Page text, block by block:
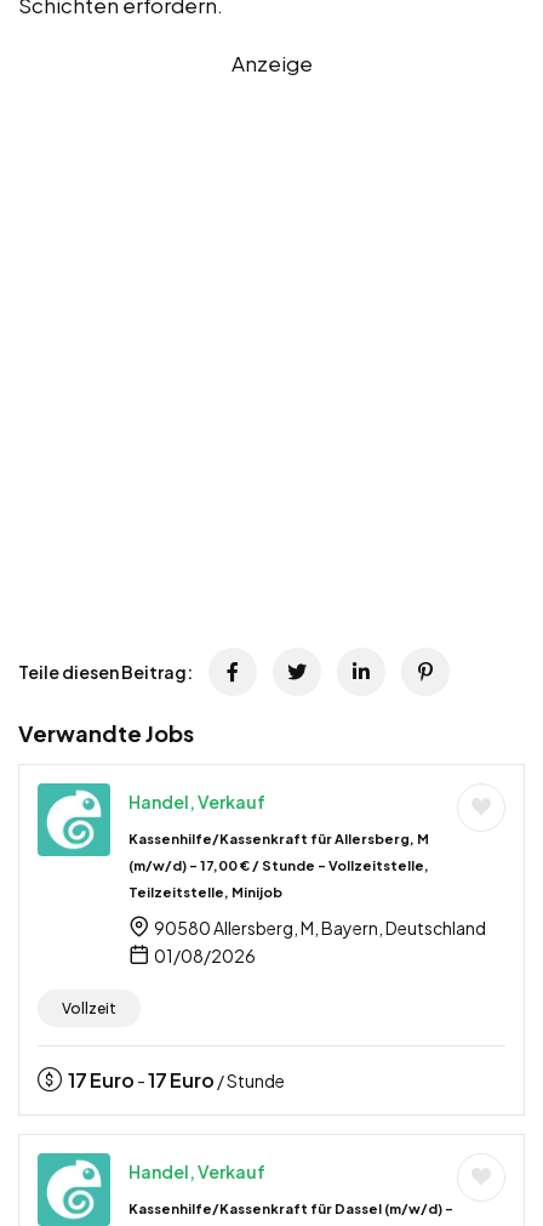
Anzeige
Teile diesen Beitrag:
Verwandte Jobs
Handel, Verkauf
Kassenhilfe/Kassenkraft für Allersberg, M
(m/w/d) – 17,00 € / Stunde – Vollzeitstelle,
Teilzeitstelle, Minijob
90580 Allersberg, M, Bayern, Deutschland
01/08/2026
Vollzeit
17Euro -17Euro / Stunde
Handel, Verkauf
Kassenhilfe/Kassenkraft für Dassel (m/w/d) –